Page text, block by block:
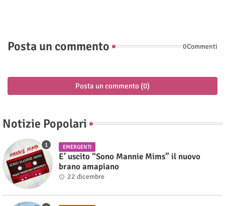
Posta un commento 0Commenti
Posta un commento (0)
Notizie Popolari
EMERGENTI
E’ uscito “Sono Mannie Mims” il nuovo
brano amapiano
22 dicembre